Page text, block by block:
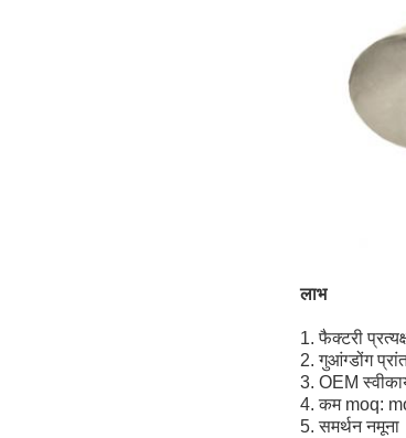
लाभ
1. फैक्टरी
2. गुआंग्डोंग
3. OEM
4. कम moq:
5. समर्थन नमूना